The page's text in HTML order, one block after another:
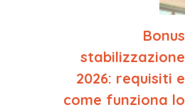
Bonus
stabilizzazione
2026: requisiti e
come funziona lo